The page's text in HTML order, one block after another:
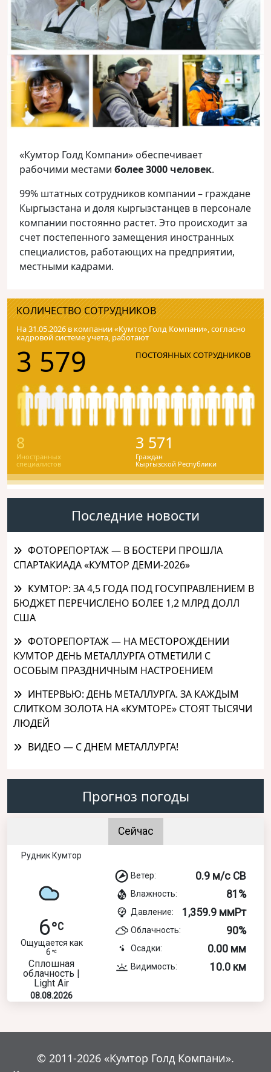
«Кумтор Голд Компани» обеспечивает
рабочими местами более 3000 человек.
99% штатных сотрудников компании – граждане
Кыргызстана и доля кыргызстанцев в персонале
компании постоянно растет. Это происходит за
счет постепенного замещения иностранных
специалистов, работающих на предприятии,
местными кадрами.
КОЛИЧЕСТВО СОТРУДНИКОВ
На 31.05.2026 в компании «Кумтор Голд Компани», согласно
кадровой системе учета, работают
3 579 ПОСТОЯННЫХ СОТРУДНИКОВ
8
Иностранных
специалистов
3 571
Граждан
Кыргызской Республики
Последние новости
ФОТОРЕПОРТАЖ — В БОСТЕРИ ПРОШЛА
СПАРТАКИАДА «КУМТОР ДЕМИ-2026»
КУМТОР: ЗА 4,5 ГОДА ПОД ГОСУПРАВЛЕНИЕМ В
БЮДЖЕТ ПЕРЕЧИСЛЕНО БОЛЕЕ 1,2 МЛРД ДОЛЛ
США
ФОТОРЕПОРТАЖ — НА МЕСТОРОЖДЕНИИ
КУМТОР ДЕНЬ МЕТАЛЛУРГА ОТМЕТИЛИ С
ОСОБЫМ ПРАЗДНИЧНЫМ НАСТРОЕНИЕМ
ИНТЕРВЬЮ: ДЕНЬ МЕТАЛЛУРГА. ЗА КАЖДЫМ
СЛИТКОМ ЗОЛОТА НА «КУМТОРЕ» СТОЯТ ТЫСЯЧИ
ЛЮДЕЙ
ВИДЕО — С ДНЕМ МЕТАЛЛУРГА!
Прогноз погоды
Сейчас
Рудник Кумтор
6
Ощущается как
6
Сплошная
облачность |
Light Air
08.08.2026
Ветер: 0.9 м/с СВ
Влажность: 81%
Давление: 1,359.9 ммРт
Облачность: 90%
Осадки: 0.00 мм
Видимость: 10.0 км
© 2011-2026 «Кумтор Голд Компани».